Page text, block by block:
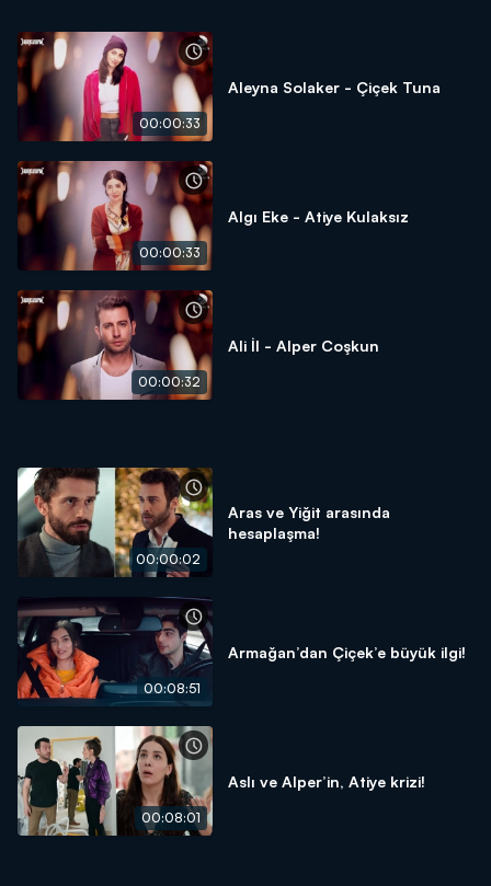
00:00:33
Aleyna Solaker - Çiçek Tuna
00:00:33
Algı Eke - Atiye Kulaksız
00:00:32
Ali İl - Alper Coşkun
00:00:02
Aras ve Yiğit arasında
hesaplaşma!
00:08:51
Armağan’dan Çiçek’e büyük ilgi!
00:08:01
Aslı ve Alper’in, Atiye krizi!